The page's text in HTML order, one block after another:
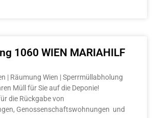
1060 WIEN MARIAHILF
| Räumung Wien | Sperrmüllabholung
Müll für Sie auf die Deponie!
die Rückgabe von
Genossenschaftswohnungen und